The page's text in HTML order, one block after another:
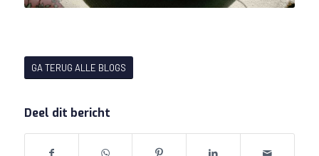
GA TERUG ALLE BLOGS
Deel dit bericht